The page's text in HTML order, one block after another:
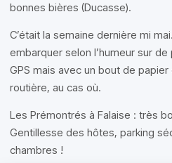
bonnes bières (Ducasse).
C’était la semaine dernière mi
embarquer selon l’humeur sur
GPS mais avec un bout de papier
routière, au cas où.
Les Prémontrés à Falaise : très
Gentillesse des hôtes, parking
chambres !